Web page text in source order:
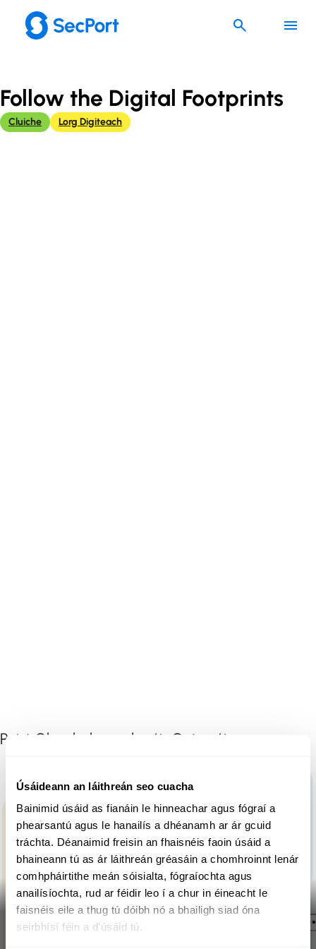
Úsáideann an láithreán seo cuacha
Bainimid úsáid as fianáin le hinneachar agus fógraí a
phearsantú agus le hanailís a dhéanamh ar ár gcuid
tráchta. Déanaimid freisin an fhaisnéis faoin úsáid a
bhaineann tú as ár láithreán gréasáin a chomhroinnt lenár
comhpháirtithe meán sóisialta, fógraíochta agus
anailísíochta, rud ar féidir leo í a chur in éineacht le
faisnéis eile a thug tú dóibh nó a bhailigh siad óna
seirbhísí féin a d'úsáid tú.
content
Follow the Digital Footprints
Cluiche Lorg Digiteach
Poist Ghaolmhara de réir Catagóire
Your digital footprint: make it